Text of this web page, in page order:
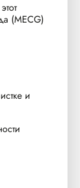
(MECG)
и